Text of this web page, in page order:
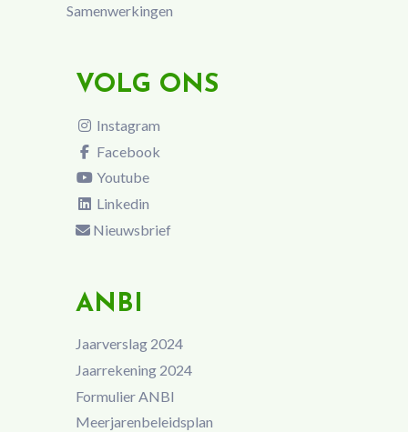
Samenwerkingen
VOLG ONS
Instagram
Facebook
Youtube
Linkedin
Nieuwsbrief
ANBI
Jaarverslag 2024
Jaarrekening 2024
Formulier ANBI
Meerjarenbeleidsplan